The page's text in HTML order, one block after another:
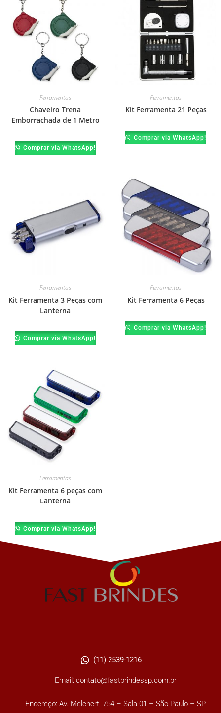
Ferramentas
Chaveiro Trena
Emborrachada de 1 Metro
Comprar via WhatsApp!
Ferramentas
Kit Ferramenta 21 Peças
Comprar via WhatsApp!
Ferramentas
Kit Ferramenta 3 Peças com
Lanterna
Comprar via WhatsApp!
Ferramentas
Kit Ferramenta 6 Peças
Comprar via WhatsApp!
Ferramentas
Kit Ferramenta 6 peças com
Lanterna
Comprar via WhatsApp!
(11) 2539-1216
Email: contato@fastbrindessp.com.br
Endereço: Av. Melchert, 754 – Sala 01 – São Paulo – SP